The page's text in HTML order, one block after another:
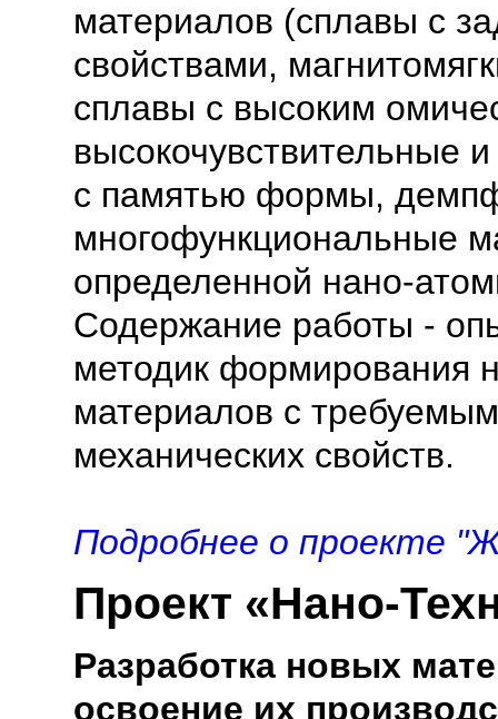
материалов (сплавы с
свойствами,
сплавы с высоким
высокочувствительные
с памятью формы,
многофункциональные
определенной нано-
Содержание работы -
методик формирования
материалов с
механических свойств.
Подробнее о проекте
Проект «Нано-
Разработка новых
освоение их